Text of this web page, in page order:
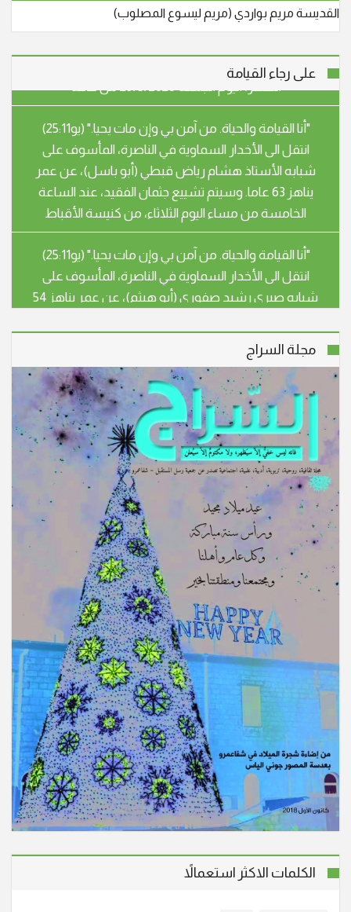
القديسة مريم بواردي (مريم ليسوع المصلوب)
على رجاء القيامة
وسيشيع جثمانه الطاهر في الساعة الرابعة والنصف بعد
"أنا القيامة والحياة. من آمن بي وإن مات يحيا." (يو25:11)
شبابه الأستاذ هشام رياض قبطي (أبو باسل)، عن عمر
يناهز 63 عاما. وسيتم تشييع جثمان الفقيد، عند الساعة
الخامسة من مساء اليوم الثلاثاء، من كنيسة الأقباط
"أنا القيامة والحياة. من آمن بي وإن مات يحيا." (يو25:11)
شبابه صبري رشيد صفوري (أبو هيثم)، عن عمر يناهز 54
عاما. سيشيع جثمان الفقيد، يوم غد الثلاثاء الموافق
28.4.26 الساعة الثالثة بعد الظهر، من قاعة بندكتو
انتقلت إلى الأخدار السماوية في شفاعمرو، المأسوف على
شبابها سهير عزيز خوري – اسطفان (أم جوني) عن عمر
ناهز الـ 59 عاما، وسيتم تشييع جثمانها إلى مثواه الأخير اليوم
الأحد 15/3/2026 الساعة الرابعة بعد الظ
انتقل الى الأخدار السماوية في الناصرة، المأسوف على
شبابه الدكتور عصام مالك صافيه (أبو مالك) عن عمر ناهز
الساعة الثالثة ب. ظ من كنيسة سيدة البشارة المارونية
في الناصرة ومن ثم الى مثواه الأخير. تقبل ال
انتقل إلى الأخدار السماوية، في شفاعمرو المربي خليل
طوباسي (أبو موريس) عن عمر ناهز الـ 88 عاما. وسيتم
تشييع جثمانه الطاهر اليوم السبت 1/11/2025 الساعة الثالثة
والنصف ب. ظ، من قاعة السيدة الرعوية ومن ث
انتقل الى الأمجاد السماوية في عيلبون، المأسوف على
شبابه سمعان صليح (أبو نديم)، عن عمر يناهز الـ 37 عاما.
وسيشيع جثمانه الطاهر، يوم غد الأحد 17/8/2025 الساعة
الثالثة بعد الظهر من كنيسة القديس جوارجيوس للروم
الكاثوليك، ومن ثم الى مثواه الأخير في القرية.
انتقل إلى الأخدار السماوية، في شفاعمرو المأسوف عليه
مجلة السراج
الكلمات الاكثر استعمالاً